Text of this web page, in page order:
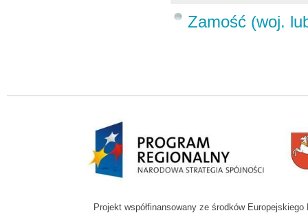
Zamość (woj.
Projekt współfinansowany ze środków